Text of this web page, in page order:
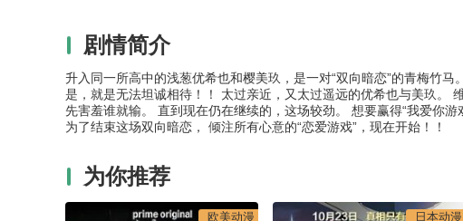
剧情简介
升入同一所高中的浅葱优希也和樱美玖，是一对“双向暗恋”的青梅竹
是，就是无法坦诚相待！！ 太过亲近，又太过遥远的优希也与美玖。
先害羞谁就输。 直到现在仍在继续的，这场较劲。 想要赢得“我爱你
为了结束这场双向暗恋， 倾注所有心意的“恋爱游戏”，现在开始！！
为你推荐
欧美动漫 日本动漫